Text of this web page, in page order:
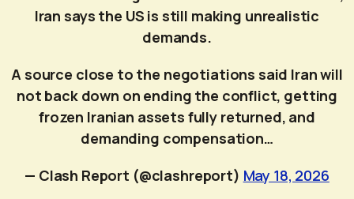
Iran says the US is still making unrealistic
demands.
A source close to the negotiations said Iran will
not back down on ending the conflict, getting
frozen Iranian assets fully returned, and
demanding compensation…
— Clash Report (@clashreport) May 18, 2026